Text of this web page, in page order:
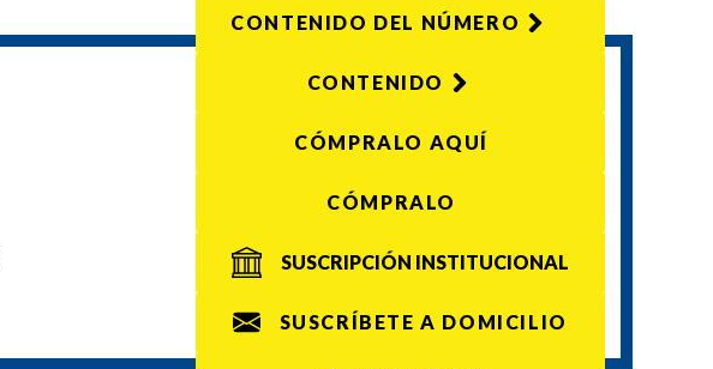
CONTENIDO DEL NÚMERO
CONTENIDO
CÓMPRALO AQUÍ
CÓMPRALO
SUSCRIPCIÓN INSTITUCIONAL
SUSCRÍBETE A DOMICILIO